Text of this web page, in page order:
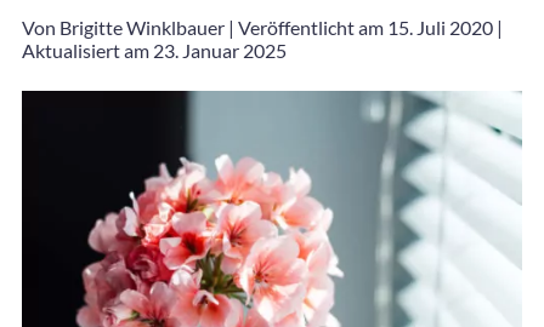
Von Brigitte Winklbauer | Veröffentlicht am 15. Juli 2020 |
Aktualisiert am 23. Januar 2025